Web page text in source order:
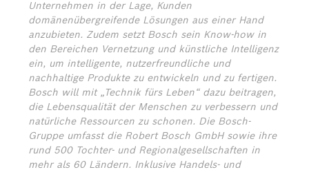
Unternehmen in der Lage, Kunden
domänenübergreifende Lösungen aus einer Hand
anzubieten. Zudem setzt Bosch sein Know-how in
den Bereichen Vernetzung und künstliche Intelligenz
ein, um intelligente, nutzerfreundliche und
nachhaltige Produkte zu entwickeln und zu fertigen.
Bosch will mit „Technik fürs Leben“ dazu beitragen,
die Lebensqualität der Menschen zu verbessern und
natürliche Ressourcen zu schonen. Die Bosch-
Gruppe umfasst die Robert Bosch GmbH sowie ihre
rund 500 Tochter- und Regionalgesellschaften in
mehr als 60 Ländern. Inklusive Handels- und